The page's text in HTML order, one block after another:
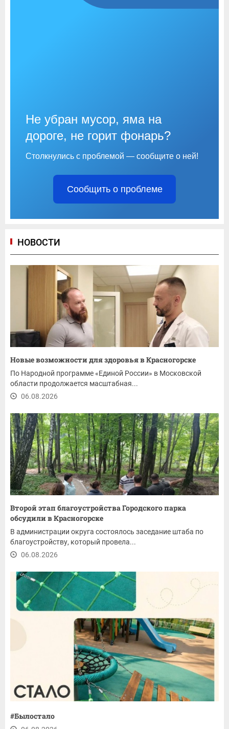
Не убран мусор, яма на
дороге, не горит фонарь?
Столкнулись с проблемой — сообщите о ней!
Сообщить о проблеме
НОВОСТИ
Новые возможности для здоровья в Красногорске
По Народной программе «Единой России» в Московской
области продолжается масштабная...
06.08.2026
Второй этап благоустройства Городского парка
обсудили в Красногорске
В администрации округа состоялось заседание штаба по
благоустройству, который провела...
06.08.2026
#Былостало